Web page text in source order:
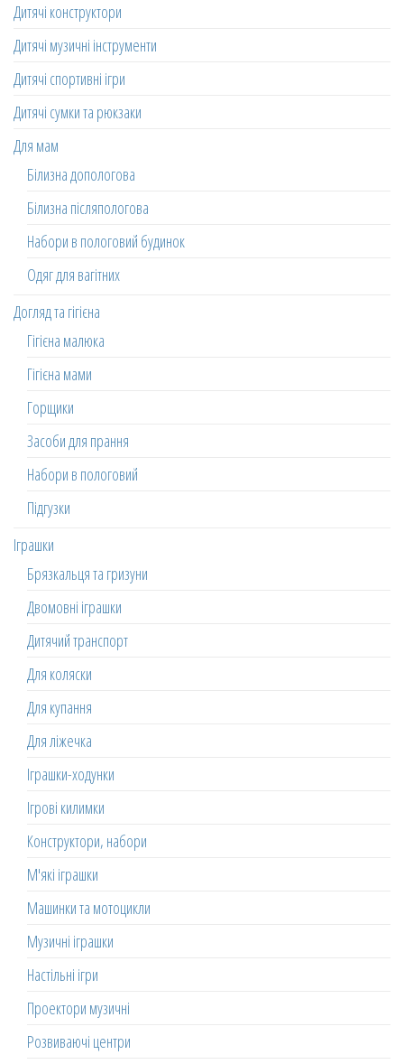
Дитячі конструктори
Дитячі музичні інструменти
Дитячі спортивні ігри
Дитячі сумки та рюкзаки
Для мам
Білизна допологова
Білизна післяпологова
Набори в пологовий будинок
Одяг для вагітних
Догляд та гігієна
Гігієна малюка
Гігієна мами
Горщики
Засоби для прання
Набори в пологовий
Підгузки
Іграшки
Брязкальця та гризуни
Двомовні іграшки
Дитячий транспорт
Для коляски
Для купання
Для ліжечка
Іграшки-ходунки
Ігрові килимки
Конструктори, набори
М'які іграшки
Машинки та мотоцикли
Музичні іграшки
Настільні ігри
Проектори музичні
Розвиваючі центри